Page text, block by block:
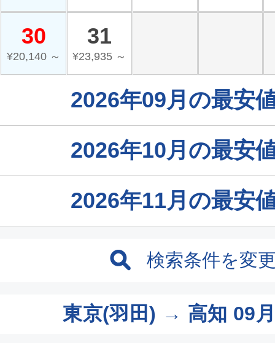
30
¥20,140 ～
31
¥23,935 ～
2026年09月の最安
2026年10月の最安
2026年11月の最安
検索条件を変
東京(羽田) → 高知 09